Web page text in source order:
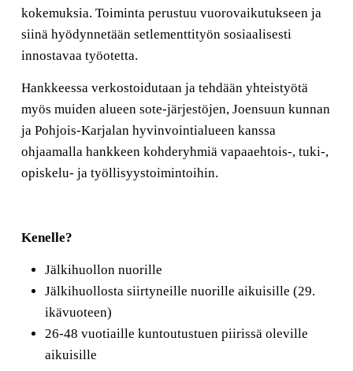
kokemuksia. Toiminta perustuu vuorovaikutukseen ja
siinä hyödynnetään setlementtityön sosiaalisesti
innostavaa työotetta.
Hankkeessa verkostoidutaan ja tehdään yhteistyötä
myös muiden alueen sote-järjestöjen, Joensuun kunnan
ja Pohjois-Karjalan hyvinvointialueen kanssa
ohjaamalla hankkeen kohderyhmiä vapaaehtois-, tuki-,
opiskelu- ja työllisyystoimintoihin.
Kenelle?
Jälkihuollon nuorille
Jälkihuollosta siirtyneille nuorille aikuisille (29.
ikävuoteen)
26-48 vuotiaille kuntoutustuen piirissä oleville
aikuisille